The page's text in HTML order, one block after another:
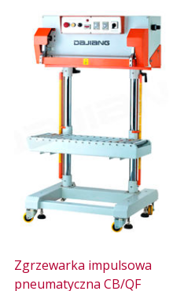
Zgrzewarka impulsowa
pneumatyczna CB/QF